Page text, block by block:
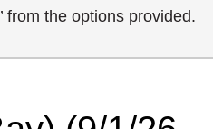
from the options provided.